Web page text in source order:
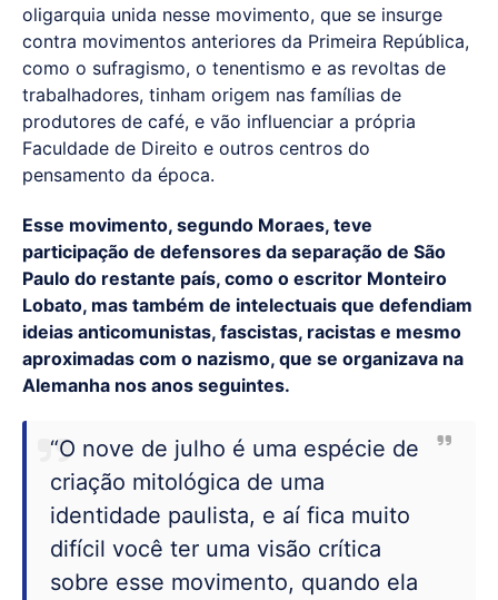
oligarquia unida nesse movimento, que se insurge
contra movimentos anteriores da Primeira República,
como o sufragismo, o tenentismo e as revoltas de
trabalhadores, tinham origem nas famílias de
produtores de café, e vão influenciar a própria
Faculdade de Direito e outros centros do
pensamento da época.
Esse movimento, segundo Moraes, teve
participação de defensores da separação de São
Paulo do restante país, como o escritor Monteiro
Lobato, mas também de intelectuais que defendiam
ideias anticomunistas, fascistas, racistas e mesmo
aproximadas com o nazismo, que se organizava na
Alemanha nos anos seguintes.
“O nove de julho é uma espécie de
criação mitológica de uma
identidade paulista, e aí fica muito
difícil você ter uma visão crítica
sobre esse movimento, quando ela